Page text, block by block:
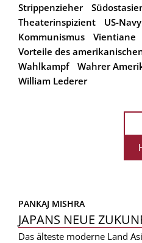
Strippenzieher
Theaterinspizient
US-Navy
Kommunismus
Vientiane
Vorteile des
Wahlkampf
Wahrer
William Lederer
PANKAJ MISHRA
JAPANS NEUE
Das älteste moderne Land